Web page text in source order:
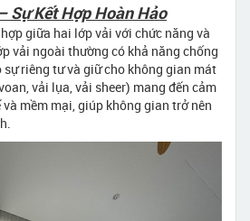
Sự Kết Hợp Hoàn Hảo
giữa hai lớp vải với chức năng và
vải ngoài thường có khả năng chống
sự riêng tư và giữ cho không gian mát
vải lụa, vải sheer) mang đến cảm
mềm mại, giúp không gian trở nên